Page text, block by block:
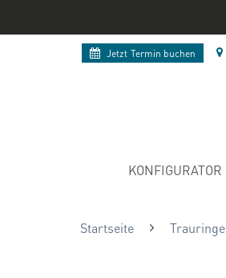
Jetzt Termin buchen
KONFIGURATOR
Startseite Trauringe